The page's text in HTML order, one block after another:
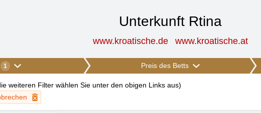
Unterkunft Rtina
www.kroatische.de www.kroatische.at
1 Preis des Betts
weiteren Filter wählen Sie unter den obigen Links aus)